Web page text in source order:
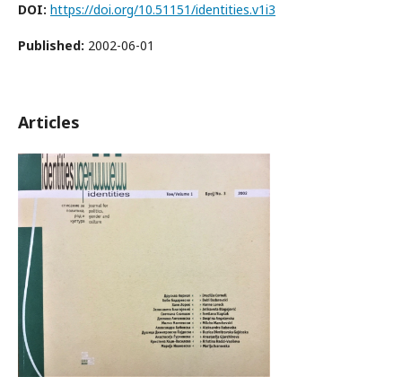
DOI: https://doi.org/10.51151/identities.v1i3
Published: 2002-06-01
Articles